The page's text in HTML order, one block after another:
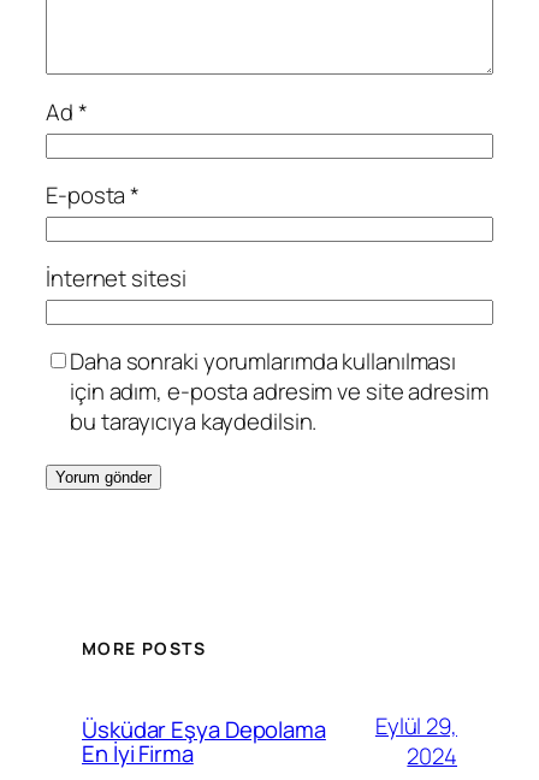
Ad*
E-posta*
İnternet sitesi
Daha sonraki yorumlarımda kullanılması
için adım, e-posta adresim ve site adresim
bu tarayıcıya kaydedilsin.
MORE POSTS
Üsküdar Eşya Depolama
En İyi Firma
Eylül 29,
2024